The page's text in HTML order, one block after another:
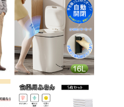
踏み台 男の子 女の子
子供 子ども トイトレ
送料無料 ステップ ス
テップ台 トイレ D-2
8